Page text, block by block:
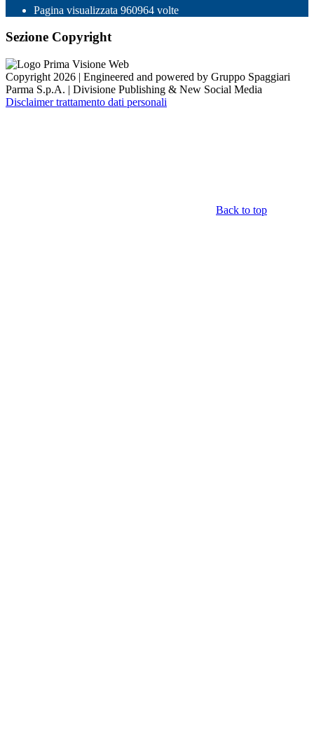
Pagina visualizzata 960964 volte
Sezione Copyright
Copyright 2026 | Engineered and powered by Gruppo Spaggiari
Parma S.p.A. | Divisione Publishing & New Social Media
Disclaimer trattamento dati personali
Back to top